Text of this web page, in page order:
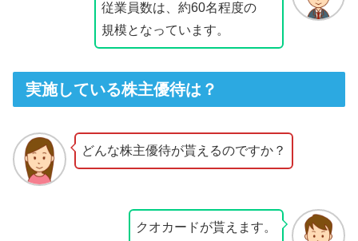
従業員数は、約60名程度の
規模となっています。
実施している株主優待は？
どんな株主優待が貰えるのですか？
クオカードが貰えます。